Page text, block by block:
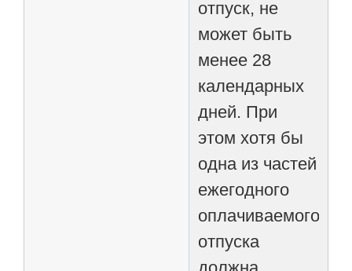
отпуск, не
может быть
менее 28
календарных
дней. При
этом хотя бы
одна из частей
ежегодного
оплачиваемого
отпуска